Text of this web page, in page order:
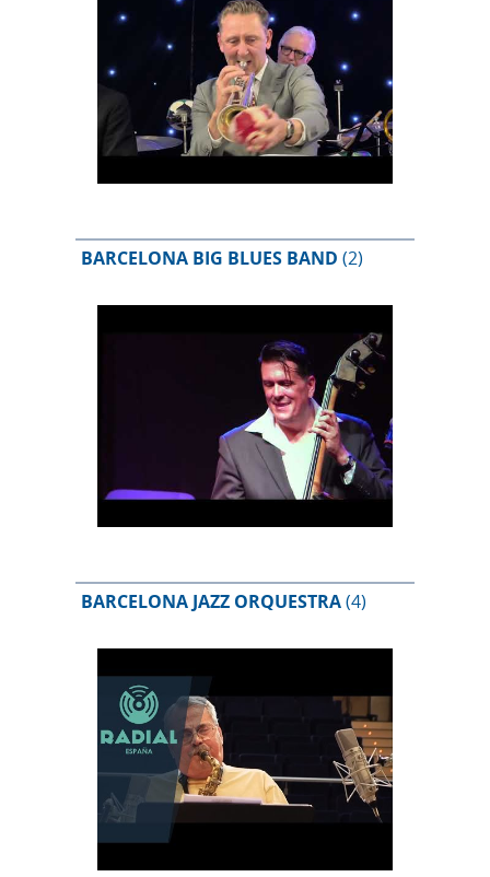
BARCELONA BIG BLUES BAND (2)
BARCELONA JAZZ ORQUESTRA(4)